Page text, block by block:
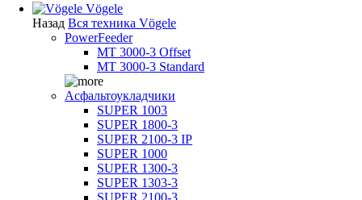
Vögele
Назад Вся техника Vögele
PowerFeeder
MT 3000-3 Offset
MT 3000-3 Standard
Асфальтоукладчики
SUPER 1003
SUPER 1800-3
SUPER 2100-3 IP
SUPER 1000
SUPER 1300-3
SUPER 1303-3
SUPER 2100-3